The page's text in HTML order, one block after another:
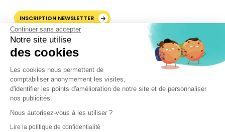
Continuer sans accepter
Notre site utilise
des cookies
Les cookies nous permettent de
comptabiliser anonymement les visites,
d'identifier les points d'amélioration de notre site et de personnaliser
nos publicités.
Nous autorisez-vous à les utiliser ?
Lire la politique de confidentialité
INSCRIPTION NEWSLETTER
AJOUTER CRÉACTIFS COMME
SOURCE PRÉFÉRÉE SUR
GOOGLE
©2024 CréActifs. Tous droits réservés.
Mentions légales•CGV•FAQ